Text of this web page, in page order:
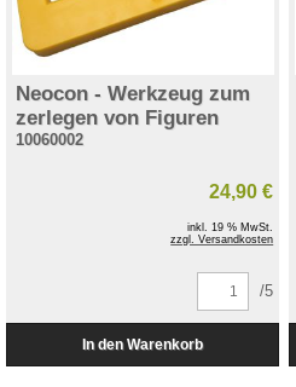
Neocon - Werkzeug zum
zerlegen von Figuren
10060002
24,90 €
inkl. 19 % MwSt.
zzgl. Versandkosten
/5